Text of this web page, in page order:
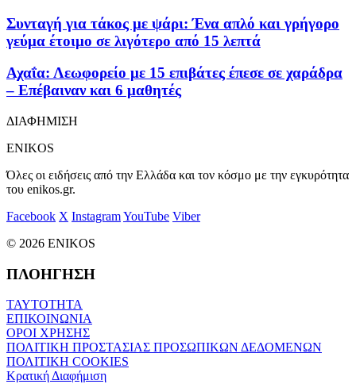
Συνταγή για τάκος με ψάρι: Ένα απλό και γρήγορο
γεύμα έτοιμο σε λιγότερο από 15 λεπτά
Αχαΐα: Λεωφορείο με 15 επιβάτες έπεσε σε χαράδρα
– Επέβαιναν και 6 μαθητές
ΔΙΑΦΗΜΙΣΗ
ENIKOS
Όλες οι ειδήσεις από την Ελλάδα και τον κόσμο με την εγκυρότητα
του enikos.gr.
Facebook X InstagramYouTube Viber
© 2026 ENIKOS
ΠΛΟΗΓΗΣΗ
ΤΑΥΤΟΤΗΤΑ
ΕΠΙΚΟΙΝΩΝΙΑ
ΟΡΟΙ ΧΡΗΣΗΣ
ΠΟΛΙΤΙΚΗ ΠΡΟΣΤΑΣΙΑΣ ΠΡΟΣΩΠΙΚΩΝ ΔΕΔΟΜΕΝΩΝ
ΠΟΛΙΤΙΚΗ COOKIES
Κρατική Διαφήμιση